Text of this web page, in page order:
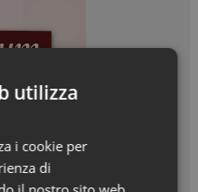
utilizza
i cookie per
di